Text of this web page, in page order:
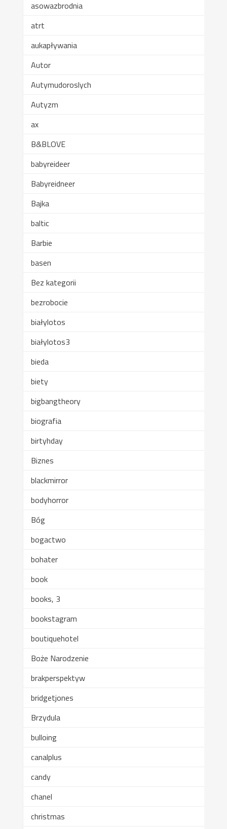
asowazbrodnia
atrt
aukapływania
Autor
Autymudoroslych
Autyzm
ax
B&BLOVE
babyreideer
Babyreidneer
Bajka
baltic
Barbie
basen
Bez kategorii
bezrobocie
białylotos
białylotos3
bieda
biety
bigbangtheory
biografia
birtyhday
Biznes
blackmirror
bodyhorror
Bóg
bogactwo
bohater
book
books, 3
bookstagram
boutiquehotel
Boże Narodzenie
brakperspektyw
bridgetjones
Brzydula
bulloing
canalplus
candy
chanel
christmas